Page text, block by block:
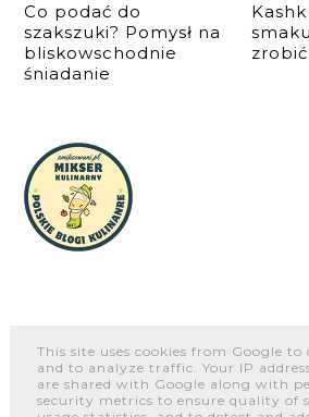
Co podać do
szakszuki? Pomysł na
bliskowschodnie
śniadanie
O NAS WSPÓŁPRACA I
This site uses cookies from Google to
and to analyze traffic. Your IP
are shared with Google along with
security metrics to ensure quality of